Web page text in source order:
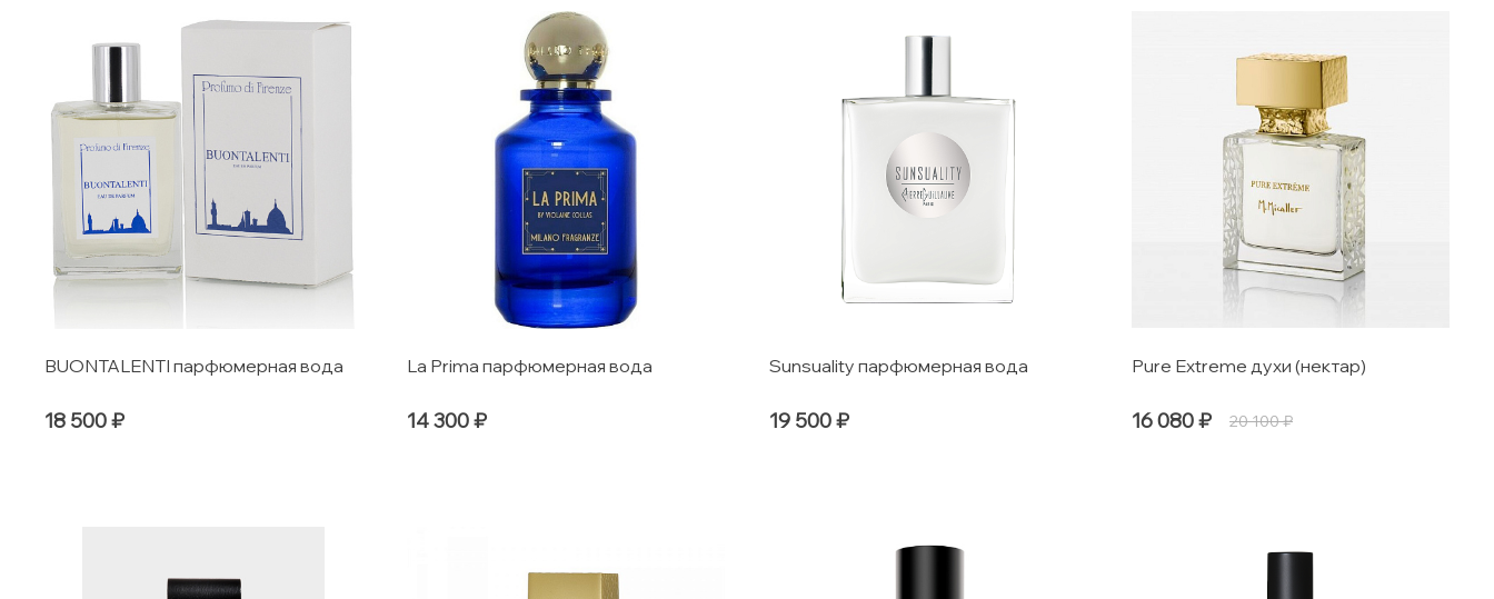
BUONTALENTI парфюмерная вода
18 500 ₽
La Prima парфюмерная вода
14 300 ₽
Sunsuality парфюмерная вода
19 500 ₽
Pure Extreme духи (нектар)
16 080 ₽ 20 100 ₽